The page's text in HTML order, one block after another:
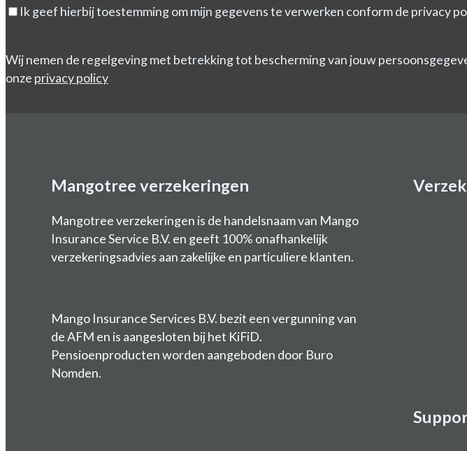
Ik geef hierbij toestemming om mijn gegevens te verwerken conform de privacy
Wij nemen de regelgeving met betrekking tot bescherming van jouw
onze privacy policy
Mangotree verzekeringen
Mangotree verzekeringen is de handelsnaam van Mango
Insurance Service B.V. en geeft 100% onafhankelijk
verzekeringsadvies aan zakelijke en particuliere klanten.
Mango Insurance Services B.V. bezit een vergunning van
de AFM en is aangesloten bij het KiFiD.
Pensioenproducten worden aangeboden door Buro
Nomden.